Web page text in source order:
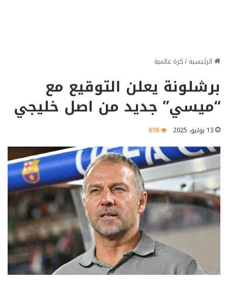
الرئيسية/كرة عالمية
برشلونة يعلن التوقيع مع
“ميسي” جديد من اصل خليجي
13 يوليو، 2025 898